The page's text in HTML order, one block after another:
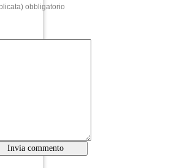
obbligatorio